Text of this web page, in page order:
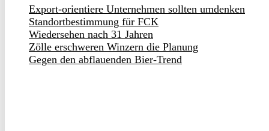
Export-orientiere Unternehmen sollten umdenken
Standortbestimmung für FCK
Wiedersehen nach 31 Jahren
Zölle erschweren Winzern die Planung
Gegen den abflauenden Bier-Trend